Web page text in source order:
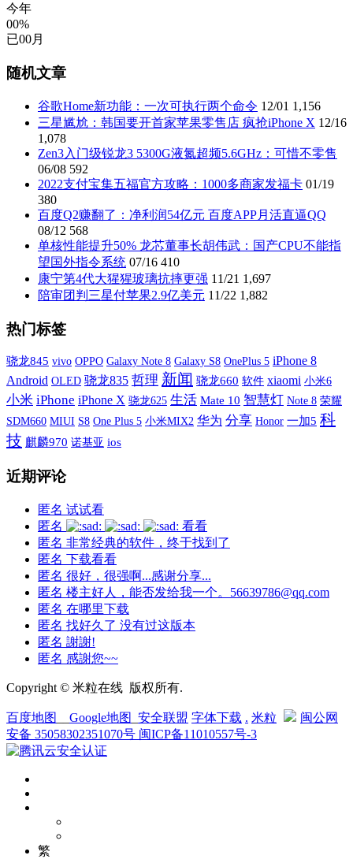
今年
00%
已00月
随机文章
谷歌Home新功能：一次可执行两个命令 12/01 1,156
三星尴尬：韩国要开首家苹果零售店 疯抢iPhone X 12/16
1,078
Zen3入门级锐龙3 5300G液氮超频5.6GHz：可惜不零售
06/08 592
2022支付宝集五福官方攻略：1000多商家发福卡 01/19
380
百度Q2赚翻了：净利润54亿元 百度APP月活直逼QQ
08/12 568
单核性能提升50% 龙芯董事长胡伟武：国产CPU不能指
望国外指令系统 07/16 410
康宁第4代大猩猩玻璃抗摔更强 11/21 1,697
陪审团判三星付苹果2.9亿美元 11/22 1,882
热门标签
骁龙845 vivo OPPO Galaxy Note 8 Galaxy S8 OnePlus 5 iPhone 8
Android OLED 骁龙835 哲理 新闻 骁龙660 软件 xiaomi 小米6
小米 iPhone iPhone X 骁龙625 生活 Mate 10 智慧灯 Note 8 荣耀
SDM660 MIUI S8 One Plus 5 小米MIX2 华为 分享 Honor 一加5 科
技 麒麟970 诺基亚 ios
近期评论
匿名 试试看
匿名
看看
匿名 非常经典的软件，终于找到了
匿名 下载看看
匿名 很好，很强啊...感谢分享...
匿名 楼主好人，能否发给我一个。56639786@qq.com
匿名 在哪里下载
匿名 找好久了 没有过这版本
匿名 謝謝!
匿名 感謝您~~
Copyright © 米粒在线 版权所有.
百度地图 Google地图 安全联盟 字体下载 . 米粒
闽公网
安备 35058302351070号 闽ICP备11010557号-3
繁